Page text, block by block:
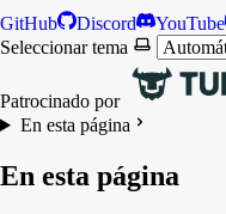
GitHub Discord YouTube
Seleccionar tema
Patrocinado por
En esta página
En esta página